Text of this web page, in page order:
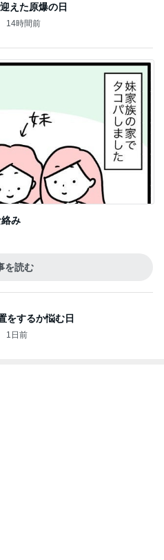
えた原爆の日
14時間前
み
を読む
をするか悩む日
1日前